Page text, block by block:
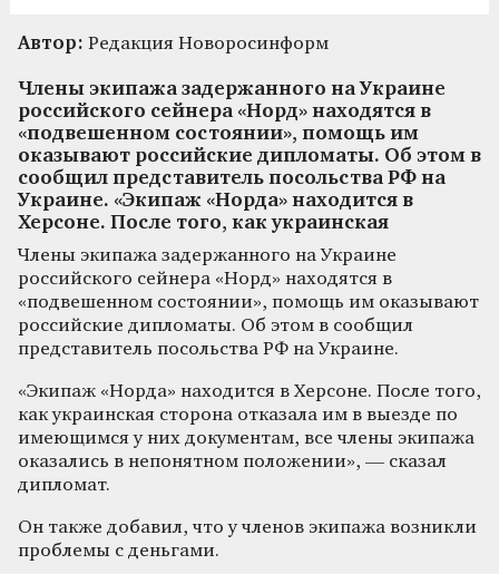
Автор: Редакция Новоросинформ
Члены экипажа задержанного на Украине
российского сейнера «Норд» находятся в
«подвешенном состоянии», помощь им
оказывают российские дипломаты. Об этом в
сообщил представитель посольства РФ на
Украине. «Экипаж «Норда» находится в
Херсоне. После того, как украинская
Члены экипажа задержанного на Украине
российского сейнера «Норд» находятся в
«подвешенном состоянии», помощь им оказывают
российские дипломаты. Об этом в сообщил
представитель посольства РФ на Украине.
«Экипаж «Норда» находится в Херсоне. После того,
как украинская сторона отказала им в выезде по
имеющимся у них документам, все члены экипажа
оказались в непонятном положении», — сказал
дипломат.
Он также добавил, что у членов экипажа возникли
проблемы с деньгами.